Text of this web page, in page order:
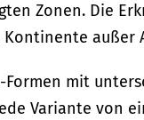
Zonen. Die
außer
mit
Variante von